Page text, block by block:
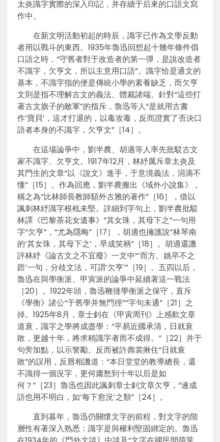
太炎識字實際的深入印記，并存續于后來的口語文寫
作中。
在新文明活動初起的時辰，識字已作為文學反動
者用以戰斗的東西。1935年魯迅回想起十幾年條件倡
口語之時，“守舊者對于改造者的第一彈，是說改造者
不識字，欠亨文，所以主意用口語”。識字恰是通文的
基本，不識字指的便是傳統小學的素養缺乏，而欠亨
文則是指不理解古文的義法、體裁諸端。針對“這些打
著古文旗子的敵軍”的指斥，魯迅等人“是就用古書
作‘寶貝’，這才打退的，以毒攻毒，反而證實了否決口
語者本身的不識字，欠亨文”［14］。
在這場論爭中，劉半農、胡適等人率先批駁古文
家不識字、欠亨文。1917年12月，林紓厲斥章太炎及
其門生的文章“以《說文》進手，于意境義法，涓滴不
懂”［15］。作為回應，劉半農搬出《域外小說集》，
稱之為“比林師長教師額外古雅的著作”［16］，借以
諷刺林紓識字根柢未堅。詳細到字句上，劉半農批駁
林譯《巴黎茶花女遺事》“其女珠，其母下之”一句用
字“欠亨”，“尤為隱晦”［17］，胡適也擁護說“林琴南
的‘其女珠，其母下之’，早成笑柄”［18］。胡適還譏
評林紓《論古文之不宜廢》一文中“‘而方、姚卒不之
踣’一句，分歧文法，可謂‘欠亨’”［19］。五四以后，
魯迅在與學衡派、甲寅派的論爭中延續著這一戰法
［20］。1922年頭，魯迅鞭撻學衡派之保守，直斥
《學衡》諸公“于舊學并無門徑”“字句未通”［21］之
掉。1925年8月，章士釗在《甲寅周刊》上感歎文章
道衰，識字之學將成盡學：“平易近國承清，日就衰
敗，更越十年，將求稍識字者而不成得。”［22］并于
句旁加點，以示警勵。反而被許壽裳揪住“日就衰
敗”的誤用，反唇相譏道：“本日堂堂的教導總長，還
不識得一個況字，更何庸愁到十年以后是如
何？”［23］魯迅也因此諷刺章士釗文章欠亨，“連成
語也用不明白，如‘每下愈況’之類”［24］。
直到暮年，魯迅仍關懷文字的前程，對文字的階
層性有著深入熟悉：識字是與權利堅固綁定的。魯迅